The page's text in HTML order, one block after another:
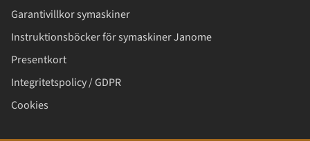
Garantivillkor symaskiner
Instruktionsböcker för symaskiner Janome
Presentkort
Integritetspolicy / GDPR
Cookies